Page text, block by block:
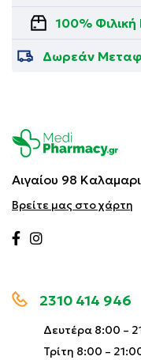
100%
Δωρεάν
Αιγαίου 98
Βρείτε μας στο χάρτη
2310 414 946
Δευτέρα 8:00 –
Τρίτη 8:00 –